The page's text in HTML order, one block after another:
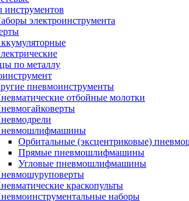
инструментов
электроинструмента
по металлу
пневмоинструменты
отбойные молотки
Орбитальные (эксцентриковые)
Прямые пневмошлифмашины
Угловые пневмошлифмашины
краскопульты
наборы